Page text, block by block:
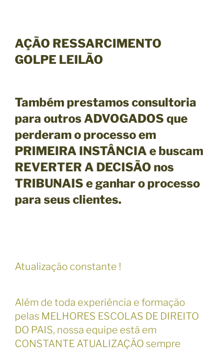
AÇÃO RESSARCIMENTO
GOLPE LEILÃO
Também prestamos consultoria
para outros ADVOGADOS que
perderam o processo em
PRIMEIRA INSTÂNCIA e buscam
REVERTER A DECISÃO nos
TRIBUNAIS e ganhar o processo
para seus clientes.
Atualização constante !
Além de toda experiência e formação
pelas MELHORES ESCOLAS DE DIREITO
DO PAIS, nossa equipe está em
CONSTANTE ATUALIZAÇÃO sempre